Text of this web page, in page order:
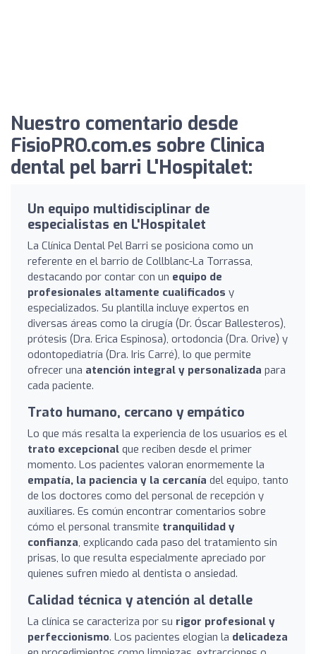
Nuestro comentario desde
FisioPRO.com.es sobre Clinica
dental pel barri L'Hospitalet:
Un equipo multidisciplinar de
especialistas en L'Hospitalet
La Clínica Dental Pel Barri se posiciona como un
referente en el barrio de Collblanc-La Torrassa,
destacando por contar con un equipo de
profesionales altamente cualificados y
especializados. Su plantilla incluye expertos en
diversas áreas como la cirugía (Dr. Óscar Ballesteros),
prótesis (Dra. Erica Espinosa), ortodoncia (Dra. Orive) y
odontopediatría (Dra. Iris Carré), lo que permite
ofrecer una atención integral y personalizada para
cada paciente.
Trato humano, cercano y empático
Lo que más resalta la experiencia de los usuarios es el
trato excepcional que reciben desde el primer
momento. Los pacientes valoran enormemente la
empatía, la paciencia y la cercanía del equipo, tanto
de los doctores como del personal de recepción y
auxiliares. Es común encontrar comentarios sobre
cómo el personal transmite tranquilidad y
confianza, explicando cada paso del tratamiento sin
prisas, lo que resulta especialmente apreciado por
quienes sufren miedo al dentista o ansiedad.
Calidad técnica y atención al detalle
La clínica se caracteriza por su rigor profesional y
perfeccionismo. Los pacientes elogian la delicadeza